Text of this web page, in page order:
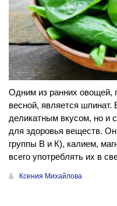
Одним из ранних овощей,
весной, является шпинат.
деликатным вкусом, но и
для здоровья веществ.
группы В и К), калием,
всего употреблять их в
Ксения Михайлова